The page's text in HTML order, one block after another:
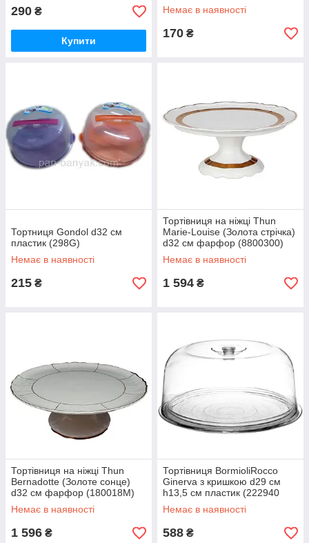
290 ₴
Купити
Немає в наявності
170 ₴
Тортниця Gondol d32 см
пластик (298G)
Немає в наявності
215 ₴
Тортівниця на ніжці Thun
Marie-Louise (Золота стрічка)
d32 см фарфор (8800300)
Немає в наявності
1 594 ₴
Тортівниця на ніжці Thun
Bernadotte (Золоте сонце)
d32 см фарфор (180018M)
Немає в наявності
1 596 ₴
Тортівниця BormioliRocco
Ginerva з кришкою d29 см
h13,5 см пластик (222940
BR)
Немає в наявності
588 ₴